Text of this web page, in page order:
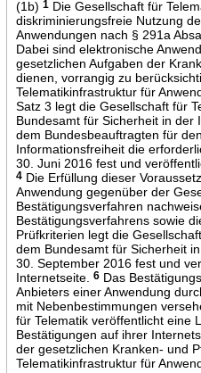
(1b) 1Die Gesellschaft für
diskriminierungsfreie Nutzung
Anwendungen nach § 291a
Dabei sind elektronische
gesetzlichen Aufgaben der
dienen, vorrangig zu
Telematikinfrastruktur für
Satz 3 legt die Gesellschaft für
Bundesamt für Sicherheit in
dem Bundesbeauftragten für
Informationsfreiheit die
30. Juni 2016 fest und
4Die Erfüllung dieser
Anwendung gegenüber der
Bestätigungsverfahren
Bestätigungsverfahrens sowie
Prüfkriterien legt die
dem Bundesamt für Sicherheit
30. September 2016 fest und
Internetseite.
6Das
Anbieters einer Anwendung
mit Nebenbestimmungen
für Telematik veröffentlicht eine
Bestätigungen auf ihrer
der gesetzlichen Kranken- und
Telematikinfrastruktur für